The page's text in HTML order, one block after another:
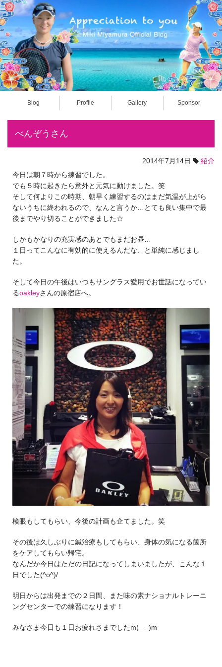
Blog Profile Gallery Sponsor
べんぞうさん
2014年7月14日
紹介
今日は朝７時から練習でした。
でも５時に起きたら意外と元気に動けました。笑
そして何よりこの時期、朝早く練習するのはまだ気温が上がら
ないうちに終われるので、なんと言うか…とても良い集中で最
後までやり切ることができました☆
しかもかなりの充実感のあとでもまだお昼…
１日ってこんなに有効的に使えるんだな、と単純に感じまし
た。
そして今日の午後はいつもサングラス愛用でお世話になってい
るoakleyさんの原宿店へ。
検眼もしてもらい、今後の計画も企てました。笑
その後は久しぶりに鍼治療もしてもらい、身体の気になる箇所
をケアしてもらい帰宅。
なんだか今日はただの日記になってしまいましたが、こんな１
日でした(^o^)/
明日からは出発までの２日間、また味の素ナショナルトレーニ
ングセンターでの練習になります！
みなさま今日も１日お疲れさまでしたm(_ _)m